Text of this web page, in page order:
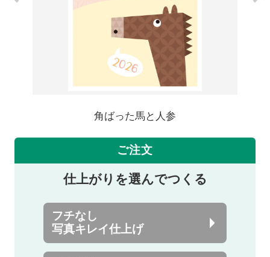
角ばった馬と人参
ご注文
仕上がりを選んでつくる
フチなし
写真キレイ仕上げ